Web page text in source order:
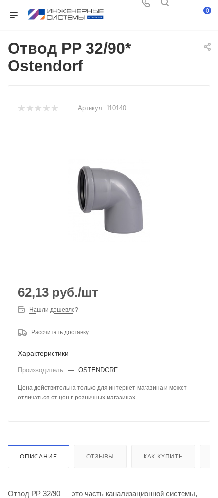
0
Отвод PP 32/90*
Ostendorf
Артикул: 110140
62,13 руб./шт
Нашли дешевле?
Рассчитать доставку
Характеристики
Производитель — OSTENDORF
Цена действительна только для интернет-магазина и может
отличаться от цен в розничных магазинах
ОПИСАНИЕ ОТЗЫВЫ КАК КУПИТЬ
Отвод PP 32/90 — это часть канализационной системы,